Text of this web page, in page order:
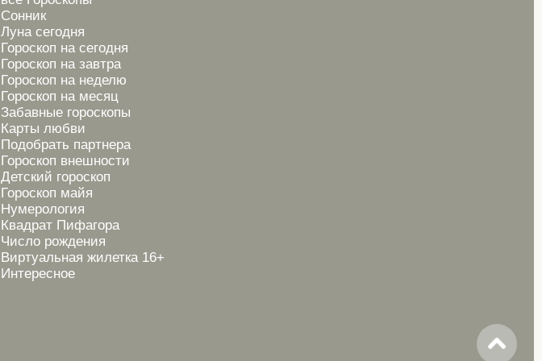
Сонник
Луна сегодня
Гороскоп на сегодня
Гороскоп на завтра
Гороскоп на неделю
Гороскоп на месяц
Забавные гороскопы
Карты любви
Подобрать партнера
Гороскоп внешности
Детский гороскоп
Гороскоп майя
Нумерология
Квадрат Пифагора
Число рождения
Виртуальная жилетка 16+
Интересное